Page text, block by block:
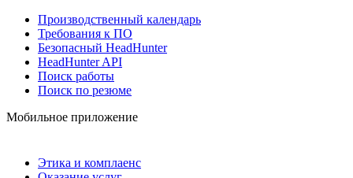
Производственный календарь
Требования к ПО
Безопасный HeadHunter
HeadHunter API
Поиск работы
Поиск по резюме
Мобильное приложение
Этика и комплаенс